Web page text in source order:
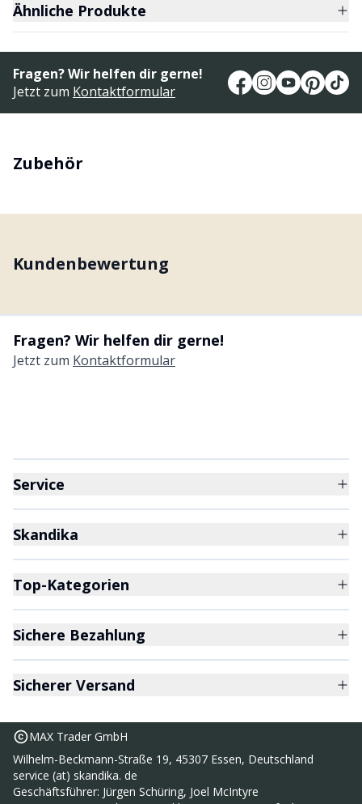
Ähnliche Produkte
Fragen? Wir helfen dir gerne!
Jetzt zum Kontaktformular
Zubehör
Kundenbewertung
Fragen? Wir helfen dir gerne!
Jetzt zum Kontaktformular
Service
Skandika
Top-Kategorien
Sichere Bezahlung
Sicherer Versand
MAX Trader GmbH
Wilhelm-Beckmann-Straße 19, 45307 Essen, Deutschland
service (at) skandika. de
Geschäftsführer: Jürgen Schüring, Joel McIntyre